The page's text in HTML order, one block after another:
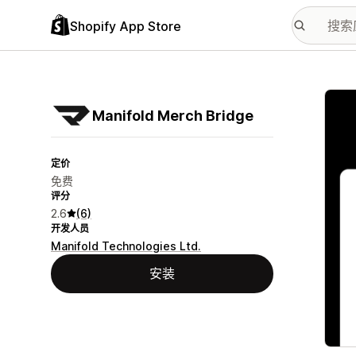
Shopify App Store
Manifold Merch Bridge
定价
免费
评分
2.6 (6)
开发人员
Manifold Technologies Ltd.
安装
配图